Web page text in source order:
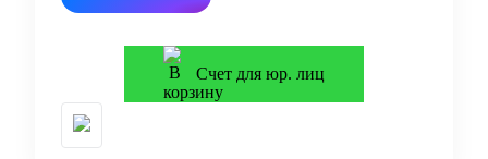
Счет для юр. лиц